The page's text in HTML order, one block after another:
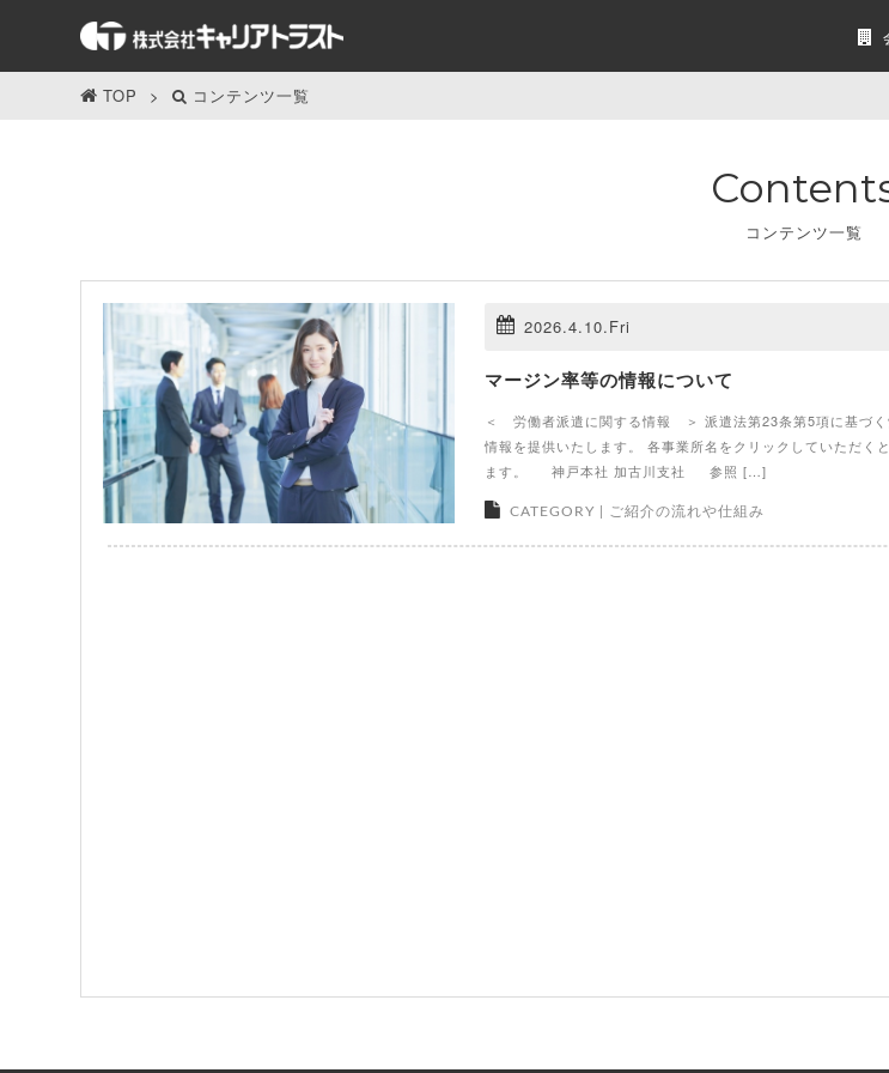
TOP コンテンツ一覧
コンテンツ一覧
2026.4.10.Fri
マージン率等の情報について
＜ 労働者派遣に関する情報 ＞ 派遣法第23条第5項に基づく
情報を提供いたします。 各事業所名をクリックしていただく
ます。 神戸本社 加古川支社 参照 […]
CATEGORY | ご紹介の流れや仕組み